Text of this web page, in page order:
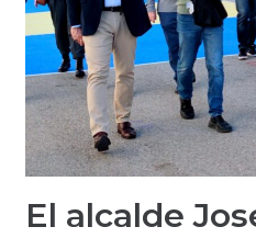
El alcalde